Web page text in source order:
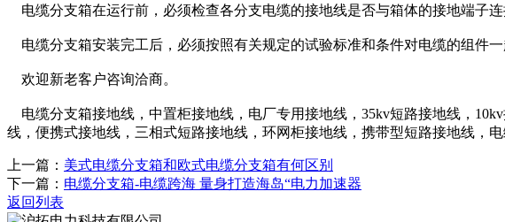
电缆分支箱在运行前，必须检查各分支电缆的接地线是否与箱体的接地端子
电缆分支箱安装完工后，必须按照有关规定的试验标准和条件对电缆的组件一
欢迎新老客户咨询洽商。
电缆分支箱接地线，中置柜接地线，电厂专用接地线，35kv短路接地线，
线，便携式接地线，三相式短路接地线，环网柜接地线，携带型短路接地线，
上一篇： 美式电缆分支箱和欧式电缆分支箱有何区别
下一篇： 电缆分支箱-电缆跨海 量身打造海岛“电力加速器
返回列表